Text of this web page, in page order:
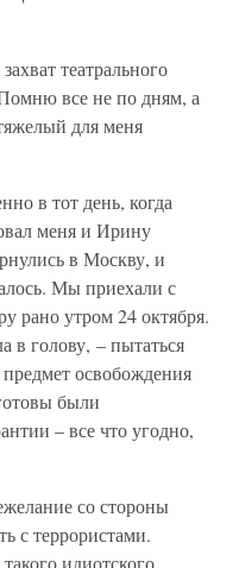
театрального
все не по дням, а
для меня
в тот день, когда
меня и Ирину
в Москву, и
Мы приехали с
рано утром 24 октября.
в голову, – пытаться
освобождения
были
– все что угодно,
со стороны
с террористами.
идиотского